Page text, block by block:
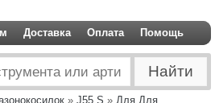
Доставка Оплата Помощь
» J55 S » Для Для